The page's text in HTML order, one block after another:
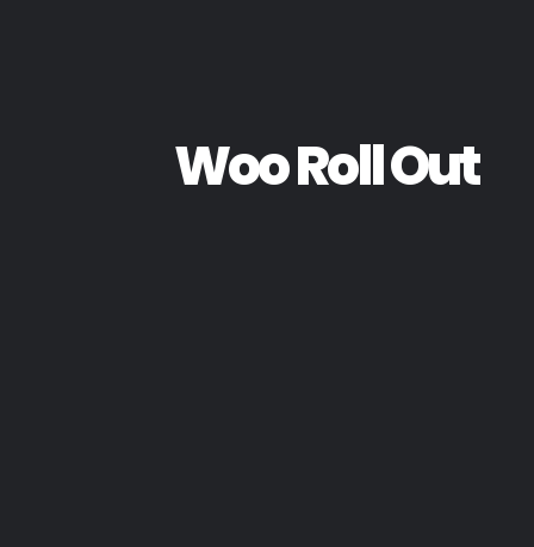
Woo Roll Out